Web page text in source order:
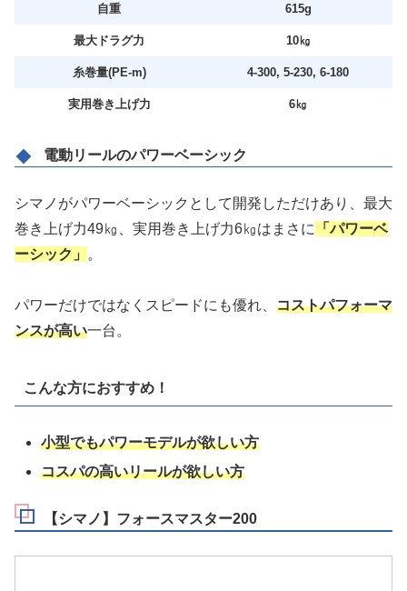
自重 615g
最大ドラグ力 10㎏
糸巻量(PE‐m) 4-300, 5-230, 6-180
実用巻き上げ力 6㎏
電動リールのパワーベーシック
シマノがパワーベーシックとして開発しただけあり、最大
巻き上げ力49㎏、実用巻き上げ力6㎏はまさに
「パワーベ
ーシック」
。
パワーだけではなくスピードにも優れ、 コストパフォーマ
ンスが高い一台。
こんな方におすすめ！
小型でもパワーモデルが欲しい方
コスパの高いリールが欲しい方
【シマノ】フォースマスター200